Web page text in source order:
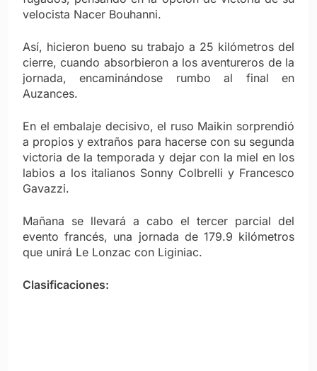
velocista Nacer Bouhanni.
Así, hicieron bueno su trabajo a 25 kilómetros del
cierre, cuando absorbieron a los aventureros de la
jornada, encaminándose rumbo al final en
Auzances.
En el embalaje decisivo, el ruso Maikin sorprendió
a propios y extraños para hacerse con su segunda
victoria de la temporada y dejar con la miel en los
labios a los italianos Sonny Colbrelli y Francesco
Gavazzi.
Mañana se llevará a cabo el tercer parcial del
evento francés, una jornada de 179.9 kilómetros
que unirá Le Lonzac con Liginiac.
Clasificaciones: